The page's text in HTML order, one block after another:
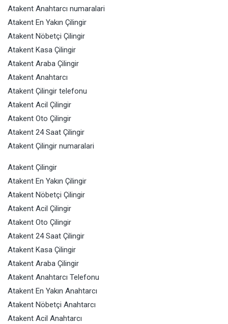
Atakent Anahtarcı numaralari
Atakent En Yakın Çilingir
Atakent Nöbetçi Çilingir
Atakent Kasa Çilingir
Atakent Araba Çilingir
Atakent Anahtarcı
Atakent Çilingir telefonu
Atakent Acil Çilingir
Atakent Oto Çilingir
Atakent 24 Saat Çilingir
Atakent Çilingir numaralari
Atakent Çilingir
Atakent En Yakın Çilingir
Atakent Nöbetçi Çilingir
Atakent Acil Çilingir
Atakent Oto Çilingir
Atakent 24 Saat Çilingir
Atakent Kasa Çilingir
Atakent Araba Çilingir
Atakent Anahtarcı Telefonu
Atakent En Yakın Anahtarcı
Atakent Nöbetçi Anahtarcı
Atakent Acil Anahtarcı